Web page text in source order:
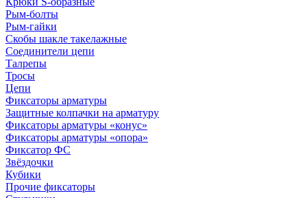
Рым-болты
Рым-гайки
Скобы шакле такелажные
Соединители цепи
Талрепы
Тросы
Цепи
Фиксаторы арматуры
Защитные колпачки на арматуру
Фиксаторы арматуры «конус»
Фиксаторы арматуры «опора»
Фиксатор ФС
Звёздочки
Кубики
Прочие фиксаторы